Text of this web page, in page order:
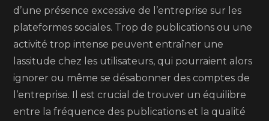
d’une présence excessive de l’entreprise sur les
plateformes sociales. Trop de publications ou une
activité trop intense peuvent entraîner une
lassitude chez les utilisateurs, qui pourraient alors
ignorer ou même se désabonner des comptes de
l’entreprise. Il est crucial de trouver un équilibre
entre la fréquence des publications et la qualité